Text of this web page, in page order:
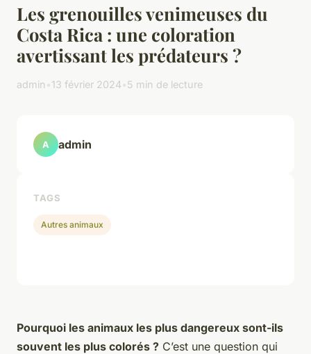
Les grenouilles venimeuses du
Costa Rica : une coloration
avertissant les prédateurs ?
admin 13 février 2024 5 min de lecture
Pourquoi les animaux les plus dangereux sont-ils
souvent les plus colorés ? C’est une question qui
A admin
TAGS
Autres animaux